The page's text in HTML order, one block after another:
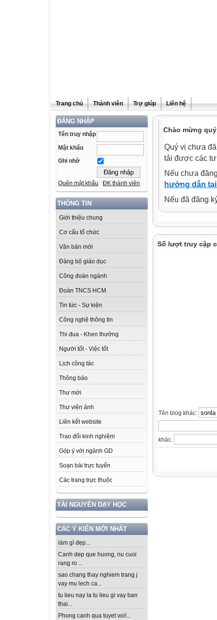
Trang chủ Thành viên Trợ giúp Liên hệ
ĐĂNG NHẬP
Tên truy nhập
Mật khẩu
Ghi nhớ
Quên mật khẩu ĐK thành viên
THÔNG TIN
Giới thiệu chung
Cơ cấu tổ chức
Văn bản mới
Đảng bộ giáo dục
Công đoàn ngành
Đoàn TNCS HCM
Tin tức - Sự kiện
Công nghệ thông tin
Thi đua - Khen thưởng
Người tốt - Việc tốt
Lịch công tác
Thông báo
Thư mời
Thư viện ảnh
Liên kết website
Trao đổi kinh nghiệm
Góp ý với ngành GD
Soạn bài trực tuyến
Các trang trực thuộc
TÀI NGUYÊN DẠY HỌC
CÁC Ý KIẾN MỚI NHẤT
làm gì đẹp...
Canh dep que huong, nu cuoi
rang ro ...
sao chang thay nghiem trang j
vay mu lech ca...
tu lieu nay la tu lieu gi vay ban
thai...
Phong canh qua tuyet voi!...
Chào mừng
Quý vị chưa
tải được các
Nếu chưa
hướng dẫn
Nếu đã đăng
Số lượt truy cập
Tên blog khác:
khác: